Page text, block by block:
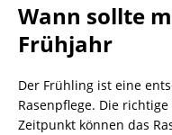
Wann sollte
Frühjahr
Der Frühling ist eine
Rasenpflege. Die
Zeitpunkt können das